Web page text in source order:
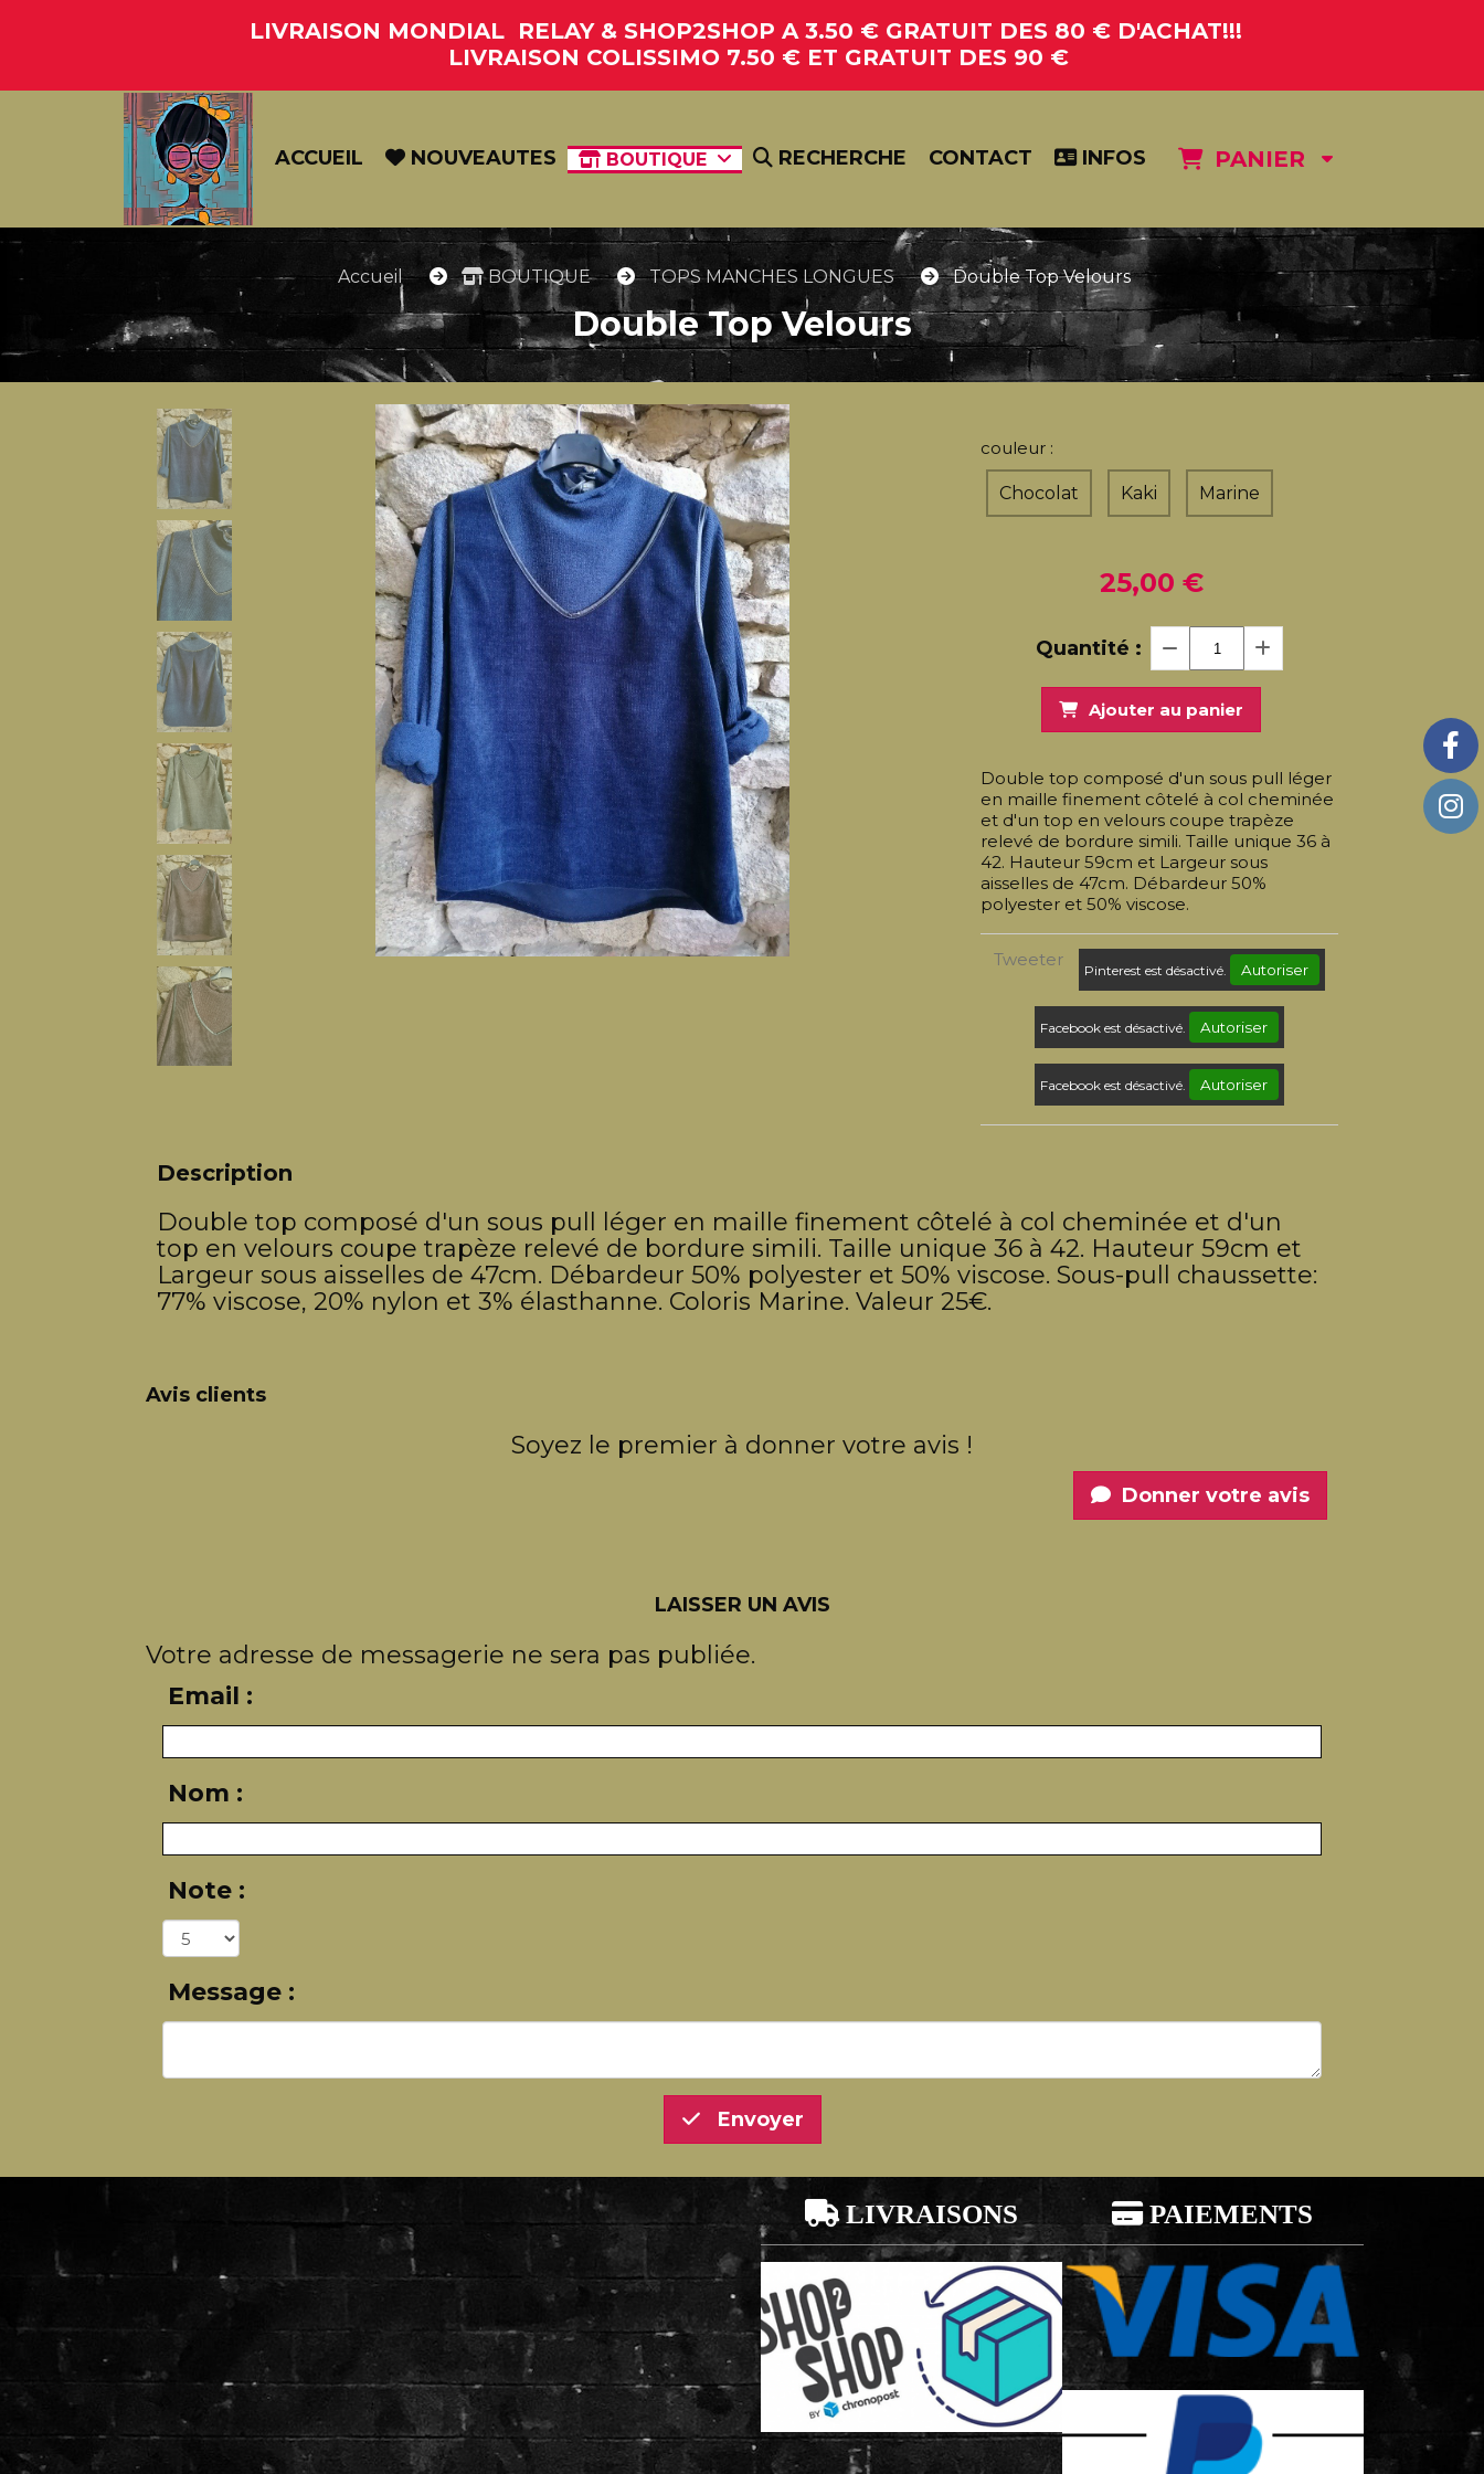
LIVRAISON MONDIAL RELAY & SHOP2SHOP A 3.50 € GRATUIT DES 80 € D'ACHAT!!!
LIVRAISON COLISSIMO 7.50 € ET GRATUIT DES 90 €
ACCUEIL NOUVEAUTES BOUTIQUE RECHERCHE CONTACT INFOS PANIER
Accueil BOUTIQUE TOPS MANCHES LONGUES Double Top Velours
Double Top Velours
couleur :
Chocolat Kaki Marine
25,00 €
Quantité :
Ajouter au panier
Double top composé d'un sous pull léger
en maille finement côtelé à col cheminée
et d'un top en velours coupe trapèze
relevé de bordure simili. Taille unique 36 à
42. Hauteur 59cm et Largeur sous
aisselles de 47cm. Débardeur 50%
polyester et 50% viscose.
Tweeter
Pinterest est désactivé. Autoriser
Facebook est désactivé. Autoriser
Facebook est désactivé. Autoriser
Description
Double top composé d'un sous pull léger en maille finement côtelé à col cheminée et d'un
top en velours coupe trapèze relevé de bordure simili. Taille unique 36 à 42. Hauteur 59cm et
Largeur sous aisselles de 47cm. Débardeur 50% polyester et 50% viscose. Sous-pull chaussette:
77% viscose, 20% nylon et 3% élasthanne. Coloris Marine. Valeur 25€.
Avis clients
Soyez le premier à donner votre avis !
Donner votre avis
LAISSER UN AVIS
Votre adresse de messagerie ne sera pas publiée.
Email :
Nom :
Note :
Message :
Envoyer
 LIVRAISONS  PAIEMENTS